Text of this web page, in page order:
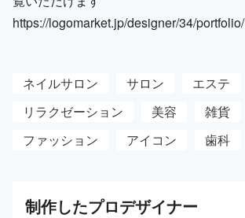
https://logomarket.jp/designer/34/portfolio/
ネイルサロン サロン
エステ
リラクゼーション
美容 雑貨
ファッション
アイコン 歯科
制作したプロデザイナー